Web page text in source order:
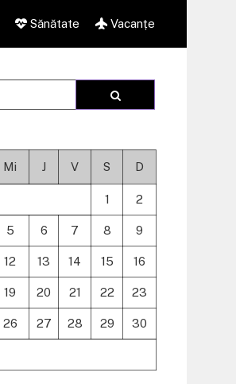
Sănătate Vacanțe
Mi J V S D
1 2
5 6 7 8 9
12 13 14 15 16
19 20 21 22 23
26 27 28 29 30